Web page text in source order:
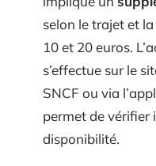
selon le trajet et
10 et 20 euros.
s’effectue sur le
SNCF ou via
permet de
disponibilité.